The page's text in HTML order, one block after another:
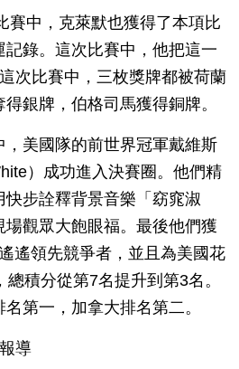
賽中，克萊默也獲得了本項比
錄。這次比賽中，他把這一
次比賽中，三枚獎牌都被荷蘭
銀牌，伯格司馬獲得銅牌。
美國隊的前世界冠軍戴維斯
）成功進入決賽圈。他們精
步詮釋背景音樂「窈窕淑
觀眾大飽眼福。最後他們獲
遙領先競爭者，並且為美國花
積分從第7名提升到第3名。
第一，加拿大排名第二。
導